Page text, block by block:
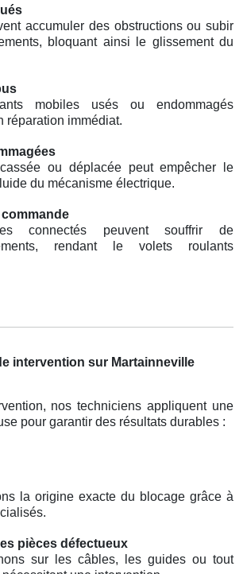
accumuler des obstructions ou subir
bloquant ainsi le glissement du
mobiles usés ou endommagés
réparation immédiat.
ou déplacée peut empêcher le
du mécanisme électrique.
connectés peuvent souffrir de
rendant le volets roulants
intervention sur Martainneville
nos techniciens appliquent une
pour garantir des résultats durables :
la origine exacte du blocage grâce à
pièces défectueux
sur les câbles, les guides ou tout